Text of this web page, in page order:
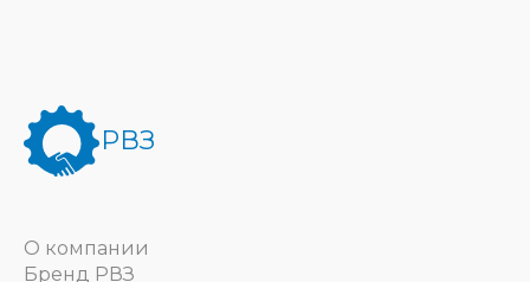
РВЗ
О компании
Бренд РВЗ